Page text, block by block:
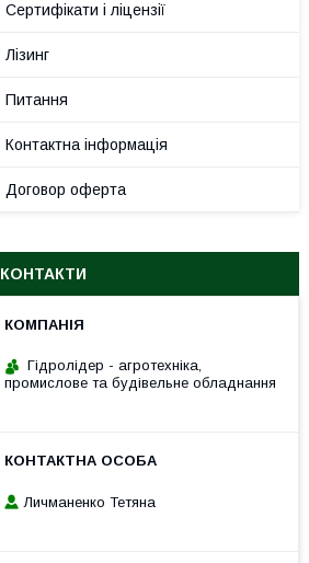
Сертифікати і ліцензії
Лізинг
Питання
Контактна інформація
Договор оферта
КОНТАКТИ
Гідролідер - агротехніка,
промислове та будівельне обладнання
Личманенко Тетяна